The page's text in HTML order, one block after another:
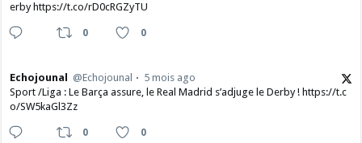
erby https://t.co/rD0cRGZyTU
0 0
Echojounal @Echojounal
5 mois ago
Sport /Liga : Le Barça assure, le Real Madrid s’adjuge le Derby ! https://t.c
o/SW5kaGl3Zz
0 0